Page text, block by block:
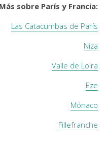
Más sobre París y Francia:
Las Catacumbas de París
Niza
Valle de Loira
Eze
Mónaco
Fillefranche